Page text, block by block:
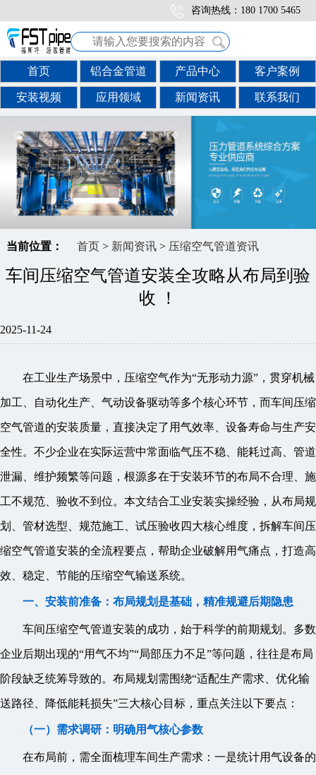
咨询热线：180 1700 5465
首页 铝合金管道 产品中心 客户案例
安装视频 应用领域 新闻资讯 联系我们
当前位置： 首页> 新闻资讯> 压缩空气管道资讯
车间压缩空气管道安装全攻略从布局到验
收 ！
2025-11-24
在工业生产场景中，压缩空气作为“无形动力源”，贯穿机械
加工、自动化生产、气动设备驱动等多个核心环节，而车间压缩
空气管道的安装质量，直接决定了用气效率、设备寿命与生产安
全性。不少企业在实际运营中常面临气压不稳、能耗过高、管道
泄漏、维护频繁等问题，根源多在于安装环节的布局不合理、施
工不规范、验收不到位。本文结合工业安装实操经验，从布局规
划、管材选型、规范施工、试压验收四大核心维度，拆解车间压
缩空气管道安装的全流程要点，帮助企业破解用气痛点，打造高
效、稳定、节能的压缩空气输送系统。
一、安装前准备：布局规划是基础，精准规避后期隐患
车间压缩空气管道安装的成功，始于科学的前期规划。多数
企业后期出现的“用气不均”“局部压力不足”等问题，往往是布局
阶段缺乏统筹导致的。布局规划需围绕“适配生产需求、优化输
送路径、降低能耗损失”三大核心目标，重点关注以下要点：
（一）需求调研：明确用气核心参数
在布局前，需全面梳理车间生产需求：一是统计用气设备的